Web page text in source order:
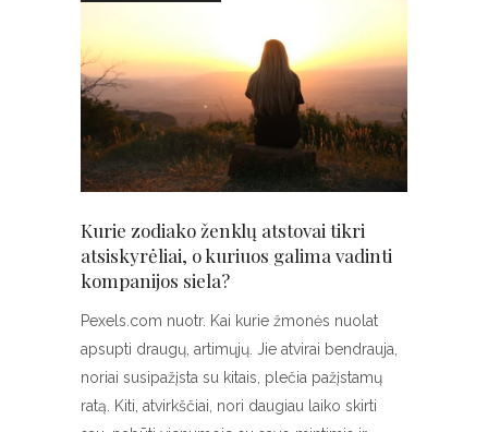
Kurie zodiako ženklų atstovai tikri
atsiskyrėliai, o kuriuos galima vadinti
kompanijos siela?
Pexels.com nuotr. Kai kurie žmonės nuolat
apsupti draugų, artimųjų. Jie atvirai bendrauja,
noriai susipažįsta su kitais, plečia pažįstamų
ratą. Kiti, atvirkščiai, nori daugiau laiko skirti